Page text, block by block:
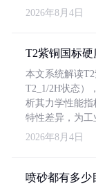
2026年8月4日
T2紫铜国标
本文系统解读
T2_1/2H状态）
析其力学性能
特性差异，为工
2026年8月4日
喷砂都有多少